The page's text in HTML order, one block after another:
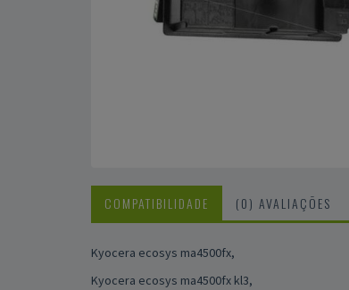
COMPATIBILIDADE (0) AVALIAÇÕES
Kyocera ecosys ma4500fx,
Kyocera ecosys ma4500fx kl3,